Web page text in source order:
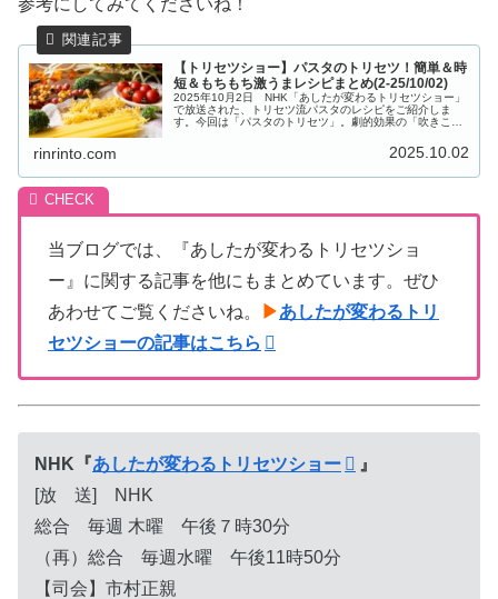
【トリセツショー】パスタのトリセツ！簡単＆時
短＆もちもち激うまレシピまとめ(2-25/10/02)
2025年10月2日 NHK「あしたが変わるトリセツショー」
で放送された、トリセツ流パスタのレシピをご紹介しま
す。今回は「パスタのトリセツ」。劇的効果の「吹きこぼ
rinrinto.com 2025.10.02
当ブログでは、『あしたが変わるトリセツショ
ー』に関する記事を他にもまとめています。ぜひ
あわせてご覧くださいね。
▶あしたが変わるトリ
セツショーの記事はこちら
NHK『あしたが変わるトリセツショー
』
[放 送] NHK
総合 毎週 木曜 午後７時30分
（再）総合 毎週水曜 午後11時50分
【司会】市村正親